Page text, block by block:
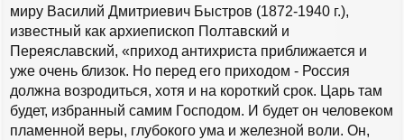
миру Василий Дмитриевич Быстров (1872-1940 г.),
известный как архиепископ Полтавский и
Переяславский, «приход антихриста приближается и
уже очень близок. Но перед его приходом - Россия
должна возродиться, хотя и на короткий срок. Царь там
будет, избранный самим Господом. И будет он человеком
пламенной веры, глубокого ума и железной воли. Он,